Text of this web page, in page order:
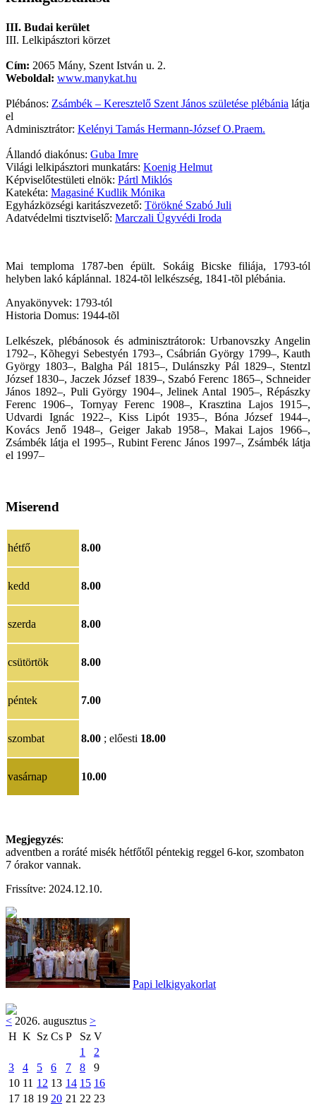
III. Budai kerület
III. Lelkipásztori körzet
Cím: 2065 Mány, Szent István u. 2.
Weboldal: www.manykat.hu
Plébános: Zsámbék – Keresztelő Szent János születése plébánia látja
el
Adminisztrátor: Kelényi Tamás Hermann-József O.Praem.
Állandó diakónus: Guba Imre
Világi lelkipásztori munkatárs: Koenig Helmut
Képviselőtestületi elnök: Pártl Miklós
Katekéta: Magasiné Kudlik Mónika
Egyházközségi karitászvezető: Törökné Szabó Juli
Adatvédelmi tisztviselő: Marczali Ügyvédi Iroda
Mai temploma 1787-ben épült. Sokáig Bicske filiája, 1793-tól
helyben lakó káplánnal. 1824-tõl lelkészség, 1841-tõl plébánia.
Anyakönyvek: 1793-tól
Historia Domus: 1944-tõl
Lelkészek, plébánosok és adminisztrátorok: Urbanovszky Angelin
1792–, Kõhegyi Sebestyén 1793–, Csábrián György 1799–, Kauth
György 1803–, Balgha Pál 1815–, Dulánszky Pál 1829–, Stentzl
József 1830–, Jaczek József 1839–, Szabó Ferenc 1865–, Schneider
János 1892–, Puli György 1904–, Jelinek Antal 1905–, Répászky
Ferenc 1906–, Tornyay Ferenc 1908–, Krasztina Lajos 1915–,
Udvardi Ignác 1922–, Kiss Lipót 1935–, Bóna József 1944–,
Kovács Jenő 1948–, Geiger Jakab 1958–, Makai Lajos 1966–,
Zsámbék látja el 1995–, Rubint Ferenc János 1997–, Zsámbék látja
el 1997–
Miserend
hétfő 8.00
kedd 8.00
szerda 8.00
csütörtök 8.00
péntek 7.00
szombat 8.00 ; előesti 18.00
vasárnap 10.00
Megjegyzés:
adventben a roráté misék hétfőtől péntekig reggel 6-kor, szombaton
7 órakor vannak.
Frissítve: 2024.12.10.
Papi lelkigyakorlat
< 2026. augusztus >
H K Sz Cs P Sz V
1
2
3
4 5 6 7 8
9
10 11 12 13 14 15 16
17 18 19 20 21 22 23